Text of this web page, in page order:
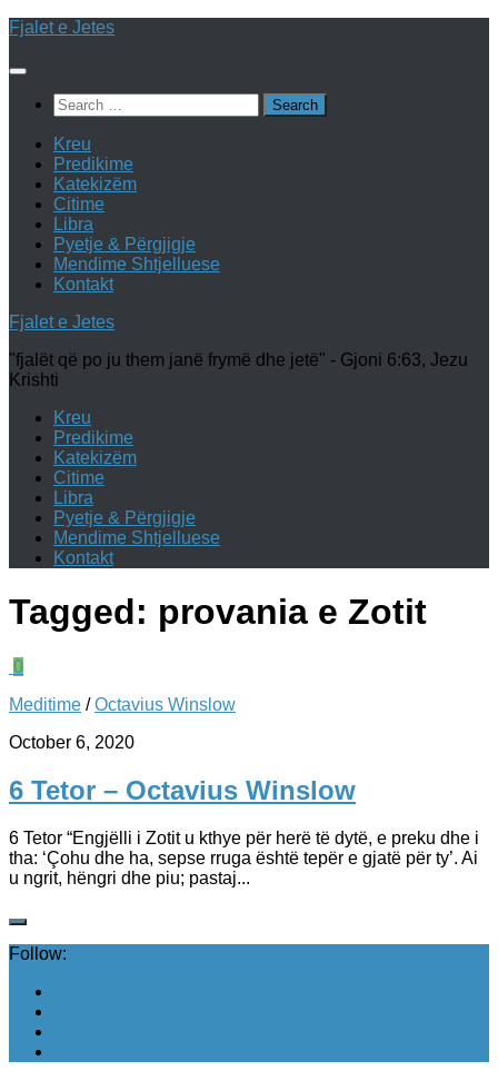
Skip
content
Fjalet e Jetes
Search
for:
Kreu
Predikime
Katekizëm
Citime
Libra
Pyetje & Përgjigje
Mendime Shtjelluese
Kontakt
Fjalet e Jetes
"fjalët që po ju them janë frymë dhe jetë" - Gjoni 6:63, Jezu
Krishti
Kreu
Predikime
Katekizëm
Citime
Libra
Pyetje & Përgjigje
Mendime Shtjelluese
Kontakt
Tagged: provania e Zotit
0
Meditime /Octavius Winslow
October 6, 2020
6 Tetor – Octavius Winslow
6 Tetor “Engjëlli i Zotit u kthye për herë të dytë, e preku dhe i
tha: ‘Çohu dhe ha, sepse rruga është tepër e gjatë për ty’. Ai
u ngrit, hëngri dhe piu; pastaj...
Follow: